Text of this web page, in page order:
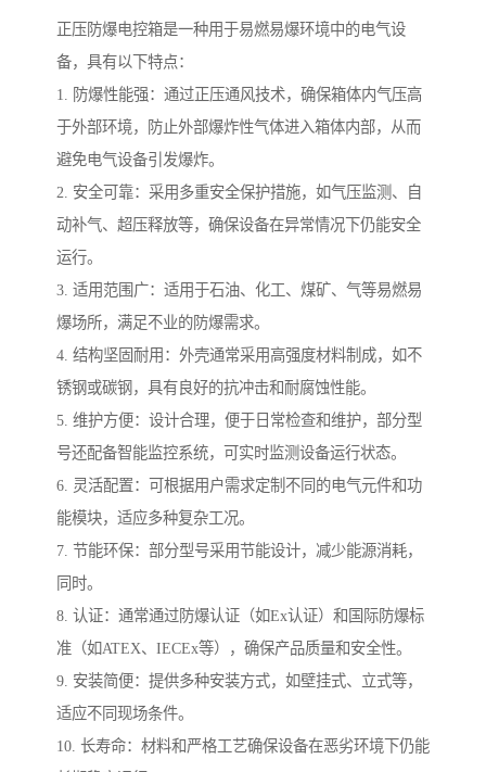
正压防爆电控箱是一种用于易燃易爆环境中的电气设
备，具有以下特点：
1. 防爆性能强：通过正压通风技术，确保箱体内气压高
于外部环境，防止外部爆炸性气体进入箱体内部，从而
避免电气设备引发爆炸。
2. 安全可靠：采用多重安全保护措施，如气压监测、自
动补气、超压释放等，确保设备在异常情况下仍能安全
运行。
3. 适用范围广：适用于石油、化工、煤矿、气等易燃易
爆场所，满足不业的防爆需求。
4. 结构坚固耐用：外壳通常采用高强度材料制成，如不
锈钢或碳钢，具有良好的抗冲击和耐腐蚀性能。
5. 维护方便：设计合理，便于日常检查和维护，部分型
号还配备智能监控系统，可实时监测设备运行状态。
6. 灵活配置：可根据用户需求定制不同的电气元件和功
能模块，适应多种复杂工况。
7. 节能环保：部分型号采用节能设计，减少能源消耗，
同时。
8. 认证：通常通过防爆认证（如Ex认证）和国际防爆标
准（如ATEX、IECEx等），确保产品质量和安全性。
9. 安装简便：提供多种安装方式，如壁挂式、立式等，
适应不同现场条件。
10. 长寿命：材料和严格工艺确保设备在恶劣环境下仍能